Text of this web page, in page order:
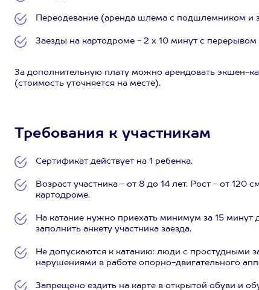
Переодевание (аренда шлема с подшлемником и
Заезды на картодроме - 2 х 10 минут с
За дополнительную плату можно арендовать экшен-
(стоимость уточняется на месте).
Требования к участникам
Сертификат действует на 1 ребенка.
Возраст участника - от 8 до 14 лет. Рост - от 120
картодроме.
На катание нужно приехать минимум за 15 минут
заполнить анкету участника заезда.
Не допускаются к катанию: люди с простудными
нарушениями в работе опорно-двигательного
Запрещено ездить на карте в открытой обуви и